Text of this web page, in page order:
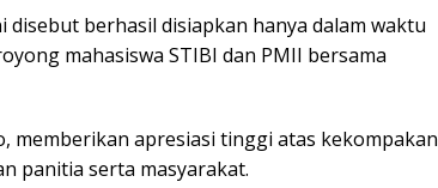
berhasil disiapkan hanya dalam waktu
mahasiswa STIBI dan PMII bersama
memberikan apresiasi tinggi atas kekompakan
panitia serta masyarakat.